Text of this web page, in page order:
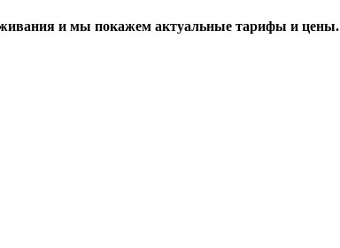
и мы покажем актуальные тарифы и цены.